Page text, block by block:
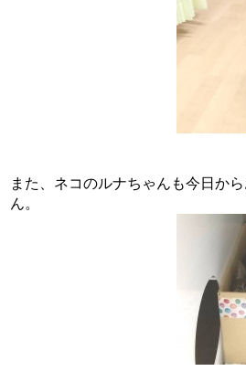
また、ネコのルナちゃんも今日か
ん。